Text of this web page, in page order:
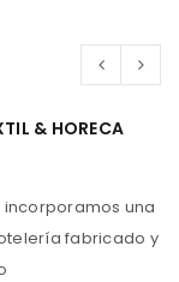
& HORECA
incorporamos una
fabricado y